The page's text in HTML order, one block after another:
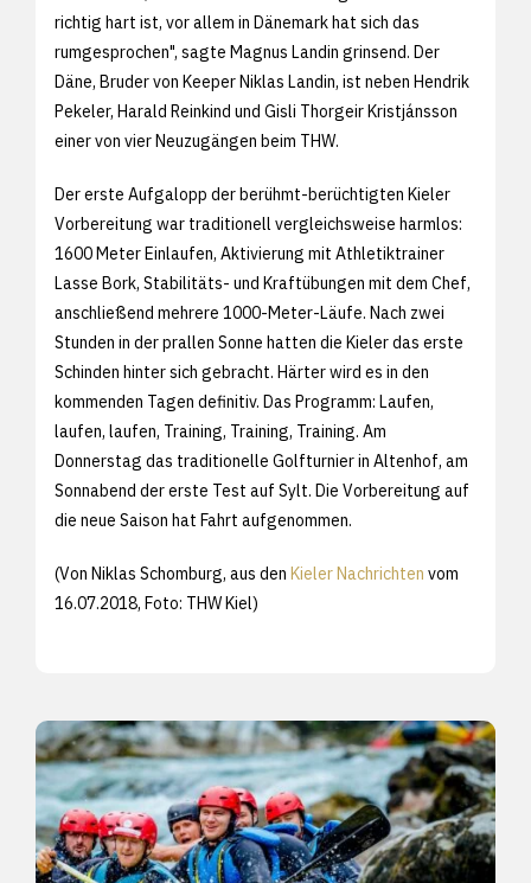
richtig hart ist, vor allem in Dänemark hat sich das
rumgesprochen", sagte Magnus Landin grinsend. Der
Däne, Bruder von Keeper Niklas Landin, ist neben Hendrik
Pekeler, Harald Reinkind und Gisli Thorgeir Kristjánsson
einer von vier Neuzugängen beim THW.
Der erste Aufgalopp der berühmt-berüchtigten Kieler
Vorbereitung war traditionell vergleichsweise harmlos:
1600 Meter Einlaufen, Aktivierung mit Athletiktrainer
Lasse Bork, Stabilitäts- und Kraftübungen mit dem Chef,
anschließend mehrere 1000-Meter-Läufe. Nach zwei
Stunden in der prallen Sonne hatten die Kieler das erste
Schinden hinter sich gebracht. Härter wird es in den
kommenden Tagen definitiv. Das Programm: Laufen,
laufen, laufen, Training, Training, Training. Am
Donnerstag das traditionelle Golfturnier in Altenhof, am
Sonnabend der erste Test auf Sylt. Die Vorbereitung auf
die neue Saison hat Fahrt aufgenommen.
(Von Niklas Schomburg, aus den Kieler Nachrichten vom
16.07.2018, Foto: THW Kiel)